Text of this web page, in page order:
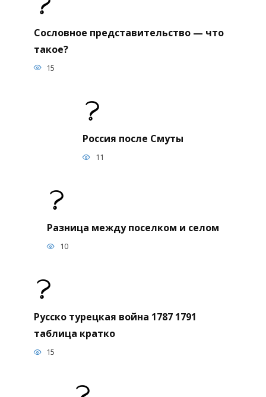
Сословное представительство — что
такое?
15
Россия после Смуты
11
Разница между поселком и селом
10
Русско турецкая война 1787 1791
таблица кратко
15